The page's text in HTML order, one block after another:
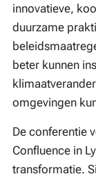
innovatieve,
duurzame
beter kunnen
omgevingen
De conferentie
Confluence in
transformatie.